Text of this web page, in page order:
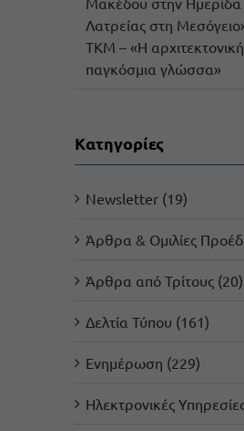
Λατρείας στη
ΤΚΜ – «Η αρχιτεκτονική
παγκόσμια γλώσσα»
Kατηγορίες
Newsletter (19)
Άρθρα & Ομιλίες
Άρθρα από Τρίτους (20)
Δελτία Τύπου (161)
Ενημέρωση (229)
Ηλεκτρονικές